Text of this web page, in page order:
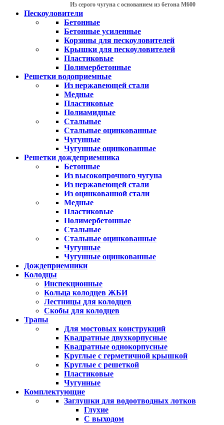
Из серого чугуна с основанием из бетона М600
Пескоуловители
Бетонные
Бетонные усиленные
Корзины для пескоуловителей
Крышки для пескоуловителей
Пластиковые
Полимербетонные
Решетки водоприемные
Из нержавеющей стали
Медные
Пластиковые
Полиамидные
Стальные
Стальные оцинкованные
Чугунные
Чугунные оцинкованные
Решетки дождеприемника
Бетонные
Из высокопрочного чугуна
Из нержавеющей стали
Из оцинкованной стали
Медные
Пластиковые
Полимербетонные
Стальные
Стальные оцинкованные
Чугунные
Чугунные оцинкованные
Дождеприемники
Колодцы
Инспекционные
Кольца колодцев ЖБИ
Лестницы для колодцев
Скобы для колодцев
Трапы
Для мостовых конструкций
Квадратные двухкорпусные
Квадратные однокорпусные
Круглые с герметичной крышкой
Круглые с решеткой
Пластиковые
Чугунные
Комплектующие
Заглушки для водоотводных лотков
Глухие
С выходом